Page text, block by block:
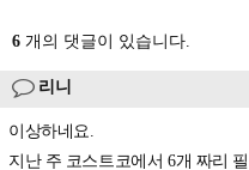
6 개의 댓글이 있습니다.
리니
이상하네요.
지난 주 코스트코에서 6개 짜리